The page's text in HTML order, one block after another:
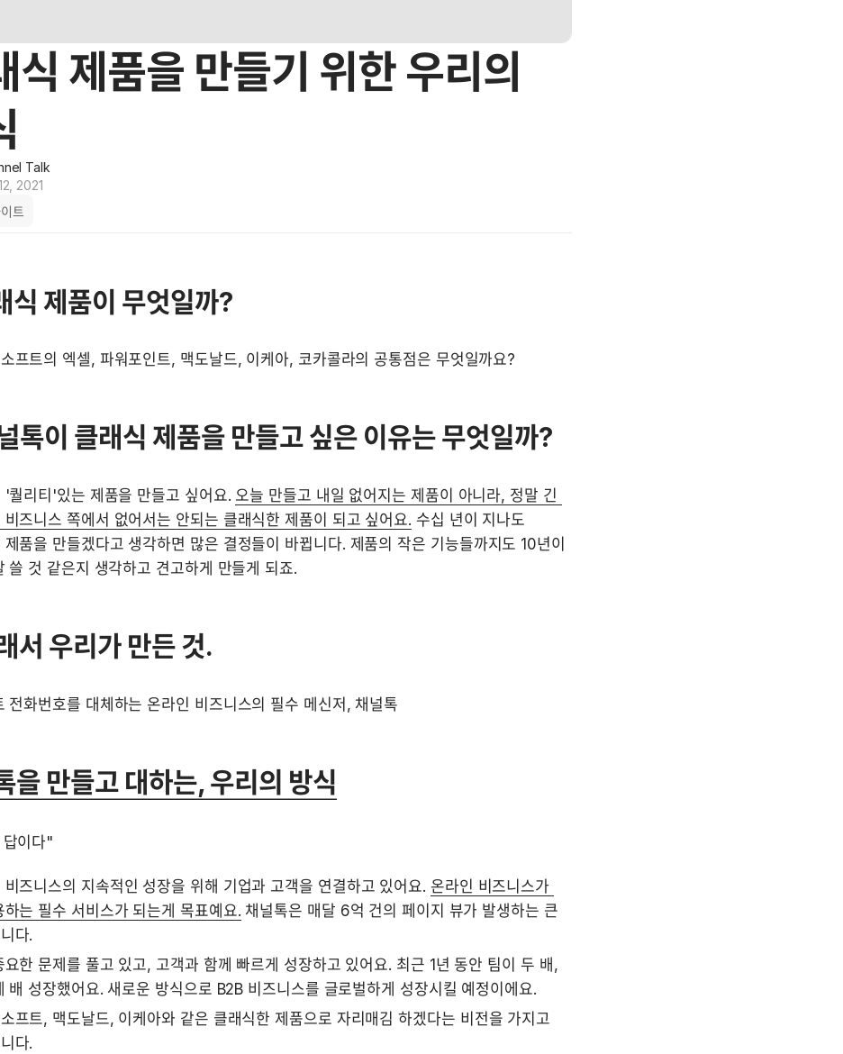
식 제품을 만들기 위한 우리의
Talk
2021
트
식 제품이 무엇일까?
프트의 엑셀, 파워포인트, 맥도날드, 이케아, 코카콜라의 공통점은 무엇일까요?
톡이 클래식 제품을 만들고 싶은 이유는 무엇일까?
'퀄리티'있는 제품을 만들고 싶어요. 오늘 만들고 내일 없어지는 제품이 아니라, 정말 긴
비즈니스 쪽에서 없어서는 안되는 클래식한 제품이 되고 싶어요. 수십 년이 지나도
제품을 만들겠다고 생각하면 많은 결정들이 바뀝니다. 제품의 작은 기능들까지도 10년이
쓸 것 같은지 생각하고 견고하게 만들게 되죠.
서 우리가 만든 것.
전화번호를 대체하는 온라인 비즈니스의 필수 메신저, 채널톡
을 만들고 대하는, 우리의 방식
이다"
비즈니스의 지속적인 성장을 위해 기업과 고객을 연결하고 있어요. 온라인 비즈니스가
하는 필수 서비스가 되는게 목표예요. 채널톡은 매달 6억 건의 페이지 뷰가 발생하는 큰
다.
요한 문제를 풀고 있고, 고객과 함께 빠르게 성장하고 있어요. 최근 1년 동안 팀이 두 배,
배 성장했어요. 새로운 방식으로 B2B 비즈니스를 글로벌하게 성장시킬 예정이에요.
프트, 맥도날드, 이케아와 같은 클래식한 제품으로 자리매김 하겠다는 비전을 가지고
다.